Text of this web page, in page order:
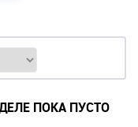
ПОКА ПУСТО